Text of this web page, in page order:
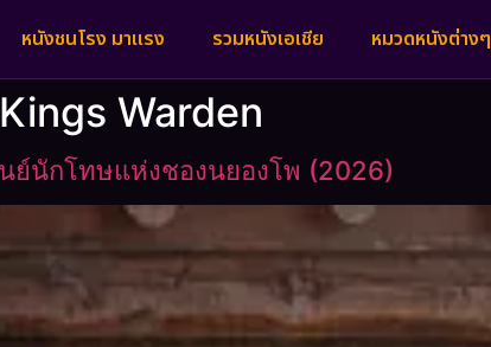
หนังชนโรง มาแรง รวมหนังเอเชีย หมวดหนังต่างๆ
Warden
ย์นักโทษแห่งชองนยองโพ (2026)